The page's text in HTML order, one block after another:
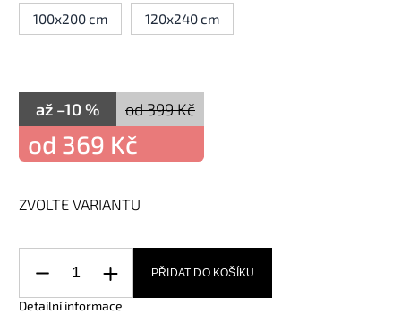
100x200 cm 120x240 cm
od 399 Kč
až –10 %
od 369 Kč
ZVOLTE VARIANTU
PŘIDAT DO KOŠÍKU
Detailní informace